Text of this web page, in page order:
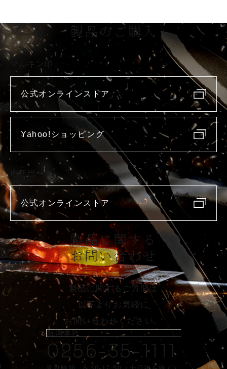
製品のご購入
マルキン印
公式オンラインストア
Yahoo!ショッピング
庖斬巴
公式オンラインストア
製品に関する
お問い合わせ
製品に関するご質問は
以下よりお気軽に
お問い合わせください。
新潟本社
0256-35-1111